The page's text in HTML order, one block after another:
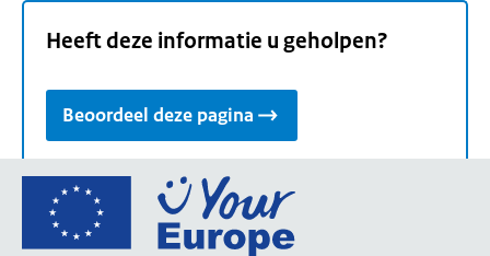
Heeft deze informatie u geholpen?
Beoordeel deze pagina
Ga
de